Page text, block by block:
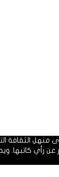
التربوية: يوم السبت
عن رأي كاتبها.